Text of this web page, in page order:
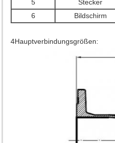
5
Stecker
6
Bildschirm
4Hauptverbindungsgrößen: